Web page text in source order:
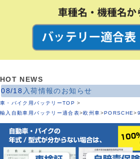
HOT NEWS
08/18 入荷情報のお知らせ
車・バイク用バッテリーTOP >
輸入自動車用バッテリー適合表>欧州車>PORSCHE>